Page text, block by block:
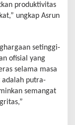
produktivitas
ungkap Asrun
setinggi-
ofisial yang
selama masa
adalah putra-
semangat